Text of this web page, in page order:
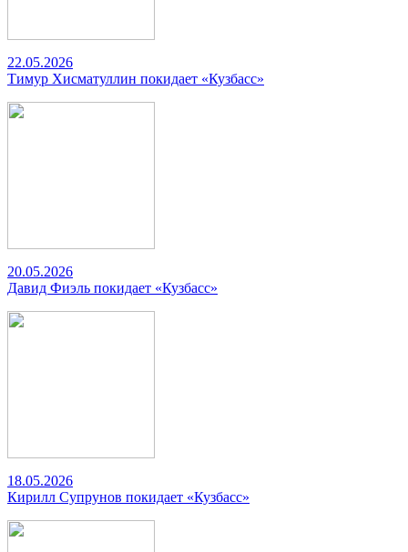
22.05.2026
Тимур Хисматуллин покидает «Кузбасс»
20.05.2026
Давид Фиэль покидает «Кузбасс»
18.05.2026
Кирилл Супрунов покидает «Кузбасс»